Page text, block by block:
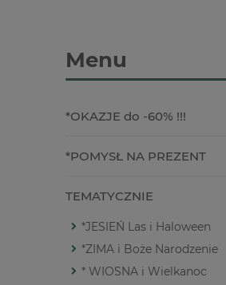
Menu
*OKAZJE do -60% !!!
*POMYSŁ NA PREZENT
TEMATYCZNIE
*JESIEŃ Las i Haloween
*ZIMA i Boże Narodzenie
* WIOSNA i Wielkanoc